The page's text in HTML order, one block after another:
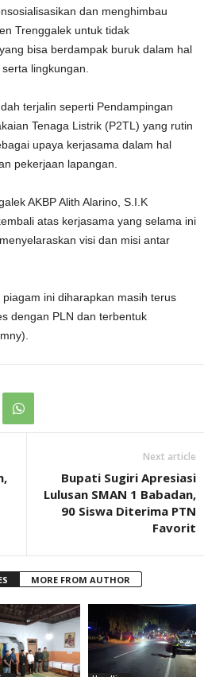
dan menghimbau
Trenggalek untuk tidak
bisa berdampak buruk dalam hal
lingkungan.
terjalin seperti Pendampingan
Tenaga Listrik (P2TL) yang rutin
upaya kerjasama dalam hal
pekerjaan lapangan.
AKBP Alith Alarino, S.I.K
atas kerjasama yang selama ini
visi dan misi antar
ini diharapkan masih terus
dengan PLN dan terbentuk
Next article
Bupati Sugiri Apresiasi
Lulusan SMAN 1 Babadan,
90 Siswa Diterima PTN
Favorit
MORE FROM AUTHOR